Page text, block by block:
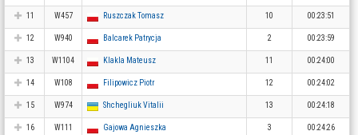
11 W457 Ruszczak Tomasz 10 00:23:51
12 W940 Balcarek Patrycja 2 00:23:59
13 W1104 Klakla Mateusz 11 00:24:00
14 W108 Filipowicz Piotr 12 00:24:02
15 W974 Shchegliuk Vitalii 13 00:24:18
16 W111 Gajowa Agnieszka 3 00:24:26